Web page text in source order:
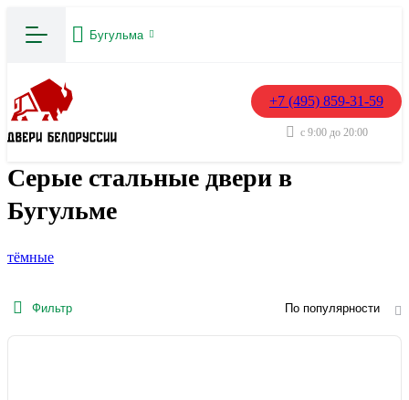
Бугульма
+7 (495) 859-31-59
с 9:00 до 20:00
Серые стальные двери в
Бугульме
тёмные
Фильтр По популярности